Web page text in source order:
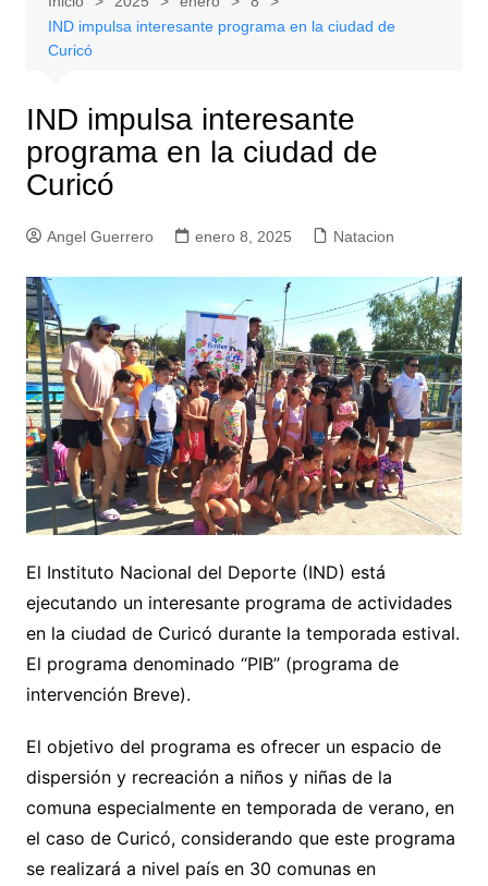
IND impulsa interesante programa en la ciudad de
Curicó
IND impulsa interesante
programa en la ciudad de
Curicó
Angel Guerrero enero 8, 2025 Natacion
El Instituto Nacional del Deporte (IND) está
ejecutando un interesante programa de actividades
en la ciudad de Curicó durante la temporada estival.
El programa denominado “PIB” (programa de
intervención Breve).
El objetivo del programa es ofrecer un espacio de
dispersión y recreación a niños y niñas de la
comuna especialmente en temporada de verano, en
el caso de Curicó, considerando que este programa
se realizará a nivel país en 30 comunas en